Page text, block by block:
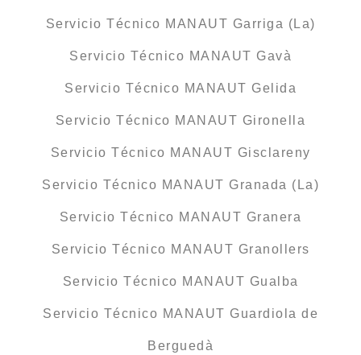
Servicio Técnico MANAUT Garriga (La)
Servicio Técnico MANAUT Gavà
Servicio Técnico MANAUT Gelida
Servicio Técnico MANAUT Gironella
Servicio Técnico MANAUT Gisclareny
Servicio Técnico MANAUT Granada (La)
Servicio Técnico MANAUT Granera
Servicio Técnico MANAUT Granollers
Servicio Técnico MANAUT Gualba
Servicio Técnico MANAUT Guardiola de
Berguedà